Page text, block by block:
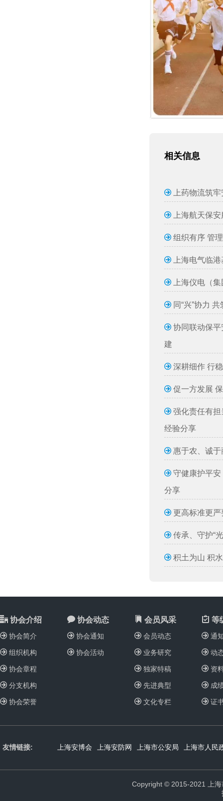
相关信息
上药物流筑
上海航天保
组织有序 管
上海电气临
上海仪电（
同“兴”协力
协同联动保
建
深耕细作 行
促一方发展
强化责任有
经验分享
惠于农、诚
守健康护平
分享
更高标准更
传承、守护“
积土为山 积
协会介绍
协会简介
组织机构
协会章程
分支机构
协会荣誉
协会动态
协会通知
协会活动
会员风采
会员动态
业务研究
独家特稿
先进典型
文化专栏
等
通
动
资
成
证
友情链接: 上海安博会 上海安防网 上海市公安局 上海市人民
Copyright © 2015-2021 上